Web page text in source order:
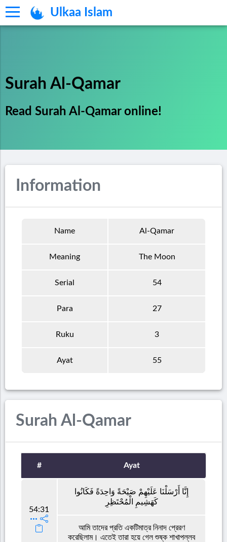
Ulkaa Islam
Surah Al-Qamar
Read Surah Al-Qamar online!
Information
Name Al-Qamar
Meaning The Moon
Serial 54
Para 27
Ruku 3
Ayat 55
Surah Al-Qamar
# Ayat
54:31
إِنَّا أَرْسَلْنَا عَلَيْهِمْ صَيْحَةً وَاحِدَةً فَكَانُوا
كَهَشِيمِ الْمُحْتَظِرِ
আমি তাদের প্রতি একটিমাত্র নিনাদ প্রেরণ
করেছিলাম। এতেই তারা হয়ে গেল শুষ্ক শাখাপল্লব